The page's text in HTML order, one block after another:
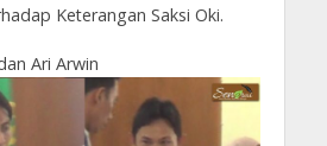
Keterangan Saksi Oki.
Ari Arwin